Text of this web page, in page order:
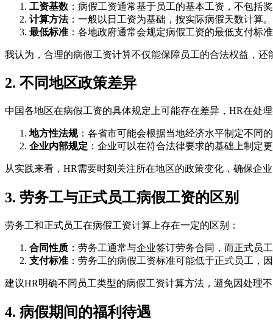
工资基数 ：病假工资通常基于员工的基本工资，不包括
计算方法：一般以日工资为基础，按实际病假天数计算
最低标准 ：各地政府通常会规定病假工资的最低支付标
我认为，合理的病假工资计算不仅能保障员工的合法权益，还
2. 不同地区政策差异
中国各地区在病假工资的具体规定上可能存在差异，HR在处
地方性法规：各省市可能会根据当地经济水平制定不同
企业内部规定 ：企业可以在符合法律要求的基础上制定
从实践来看，HR需要时刻关注所在地区的政策变化，确保企
3. 劳务工与正式员工病假工资的区别
劳务工和正式员工在病假工资计算上存在一定的区别：
合同性质 ：劳务工通常与企业签订劳务合同，而正式员
支付标准 ：劳务工的病假工资标准可能低于正式员工，
建议HR明确不同员工类型的病假工资计算方法，避免因处理不
4. 病假期间的福利待遇